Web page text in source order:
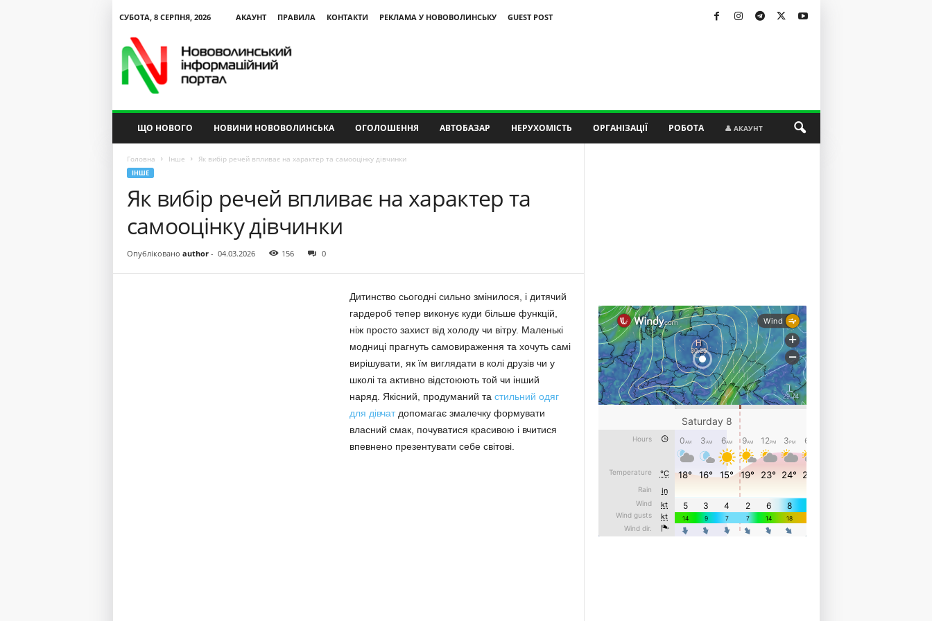
СУБОТА, 8 СЕРПНЯ, 2026 АКАУНТ ПРАВИЛА КОНТАКТИ РЕКЛАМА У НОВОВОЛИНСЬКУ
GUEST POST
ЩО НОВОГО НОВИНИ НОВОВОЛИНСЬКА ОГОЛОШЕННЯ АВТОБАЗАР НЕРУХОМІСТЬ ОРГАНІЗАЦІЇ РОБОТА 👤 АКАУНТ
Головна Інше Як вибір речей впливає на характер та самооцінку дівчинки
ІНШЕ
Як вибір речей впливає на характер та
самооцінку дівчинки
Опубліковано author- 04.03.2026 156 0
Дитинство сьогодні сильно змінилося, і дитячий
гардероб тепер виконує куди більше функцій,
ніж просто захист від холоду чи вітру. Маленькі
модниці прагнуть самовираження та хочуть самі
вирішувати, як їм виглядати в колі друзів чи у
школі та активно відстоюють той чи інший
наряд. Якісний, продуманий та стильний одяг
для дівчатдопомагає змалечку формувати
власний смак, почуватися красивою і вчитися
впевнено презентувати себе світові.